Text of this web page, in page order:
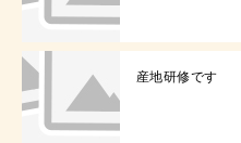
産地研修です